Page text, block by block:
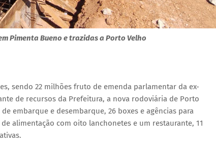
Pimenta Bueno e trazidas a Porto Velho
sendo 22 milhões fruto de emenda parlamentar da ex-
de recursos da Prefeitura, a nova rodoviária de Porto
embarque e desembarque, 26 boxes e agências para
de alimentação com oito lanchonetes e um restaurante, 11